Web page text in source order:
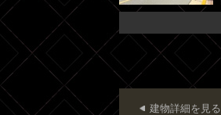
建物詳細を見る